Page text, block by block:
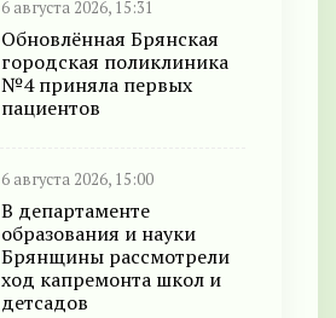
6 августа 2026, 15:31
Обновлённая Брянская
городская поликлиника
№4 приняла первых
пациентов
6 августа 2026, 15:00
В департаменте
образования и науки
Брянщины рассмотрели
ход капремонта школ и
детсадов